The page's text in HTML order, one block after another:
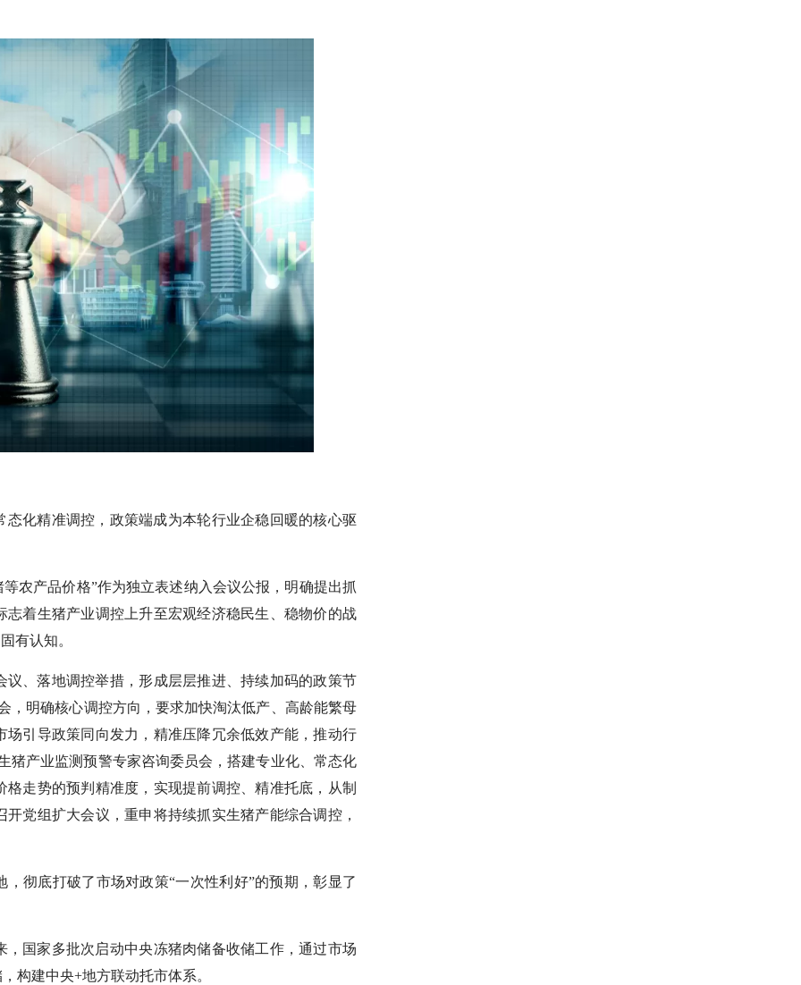
化精准调控，政策端成为本轮行业企稳回暖的核心驱
农产品价格”作为独立表述纳入会议公报，明确提出抓
着生猪产业调控上升至宏观经济稳民生、稳物价的战
有认知。
、落地调控举措，形成层层推进、持续加码的政策节
，明确核心调控方向，要求加快淘汰低产、高龄能繁母
引导政策同向发力，精准压降冗余低效产能，推动行
猪产业监测预警专家咨询委员会，搭建专业化、常态化
走势的预判精准度，实现提前调控、精准托底，从制
党组扩大会议，重申将持续抓实生猪产能综合调控，
彻底打破了市场对政策“一次性利好”的预期，彰显了
国家多批次启动中央冻猪肉储备收储工作，通过市场
构建中央+地方联动托市体系。